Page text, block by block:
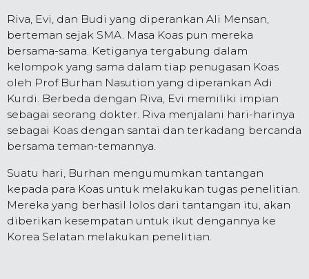
Riva, Evi, dan Budi yang diperankan Ali Mensan,
berteman sejak SMA. Masa Koas pun mereka
bersama-sama. Ketiganya tergabung dalam
kelompok yang sama dalam tiap penugasan Koas
oleh Prof Burhan Nasution yang diperankan Adi
Kurdi. Berbeda dengan Riva, Evi memiliki impian
sebagai seorang dokter. Riva menjalani hari-harinya
sebagai Koas dengan santai dan terkadang bercanda
bersama teman-temannya.
Suatu hari, Burhan mengumumkan tantangan
kepada para Koas untuk melakukan tugas penelitian.
Mereka yang berhasil lolos dari tantangan itu, akan
diberikan kesempatan untuk ikut dengannya ke
Korea Selatan melakukan penelitian.